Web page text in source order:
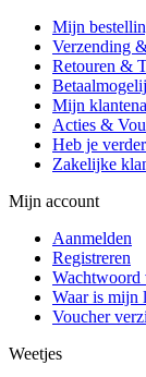
Mijn
Verzending
Retouren &
Mijn
Acties &
Heb je
Zakelijke
Mijn account
Aanmelden
Registreren
Wachtwoord
Waar is mijn
Voucher
Weetjes